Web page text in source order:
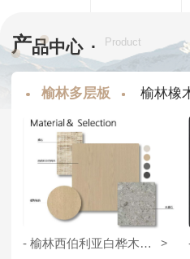
产品中心 · Product
榆林多层板
- 榆林西伯利亚白桦木SM96051 >